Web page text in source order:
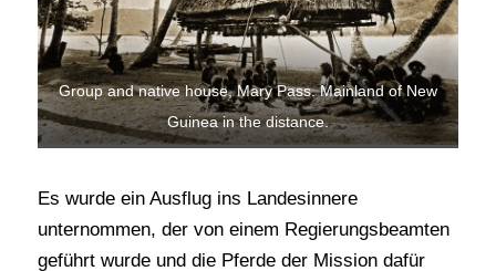
Group and native house, Mary Pass. Mainland of New
Guinea in the distance.
Es wurde ein Ausflug ins Landesinnere
unternommen, der von einem Regierungsbeamten
geführt wurde und die Pferde der Mission dafür